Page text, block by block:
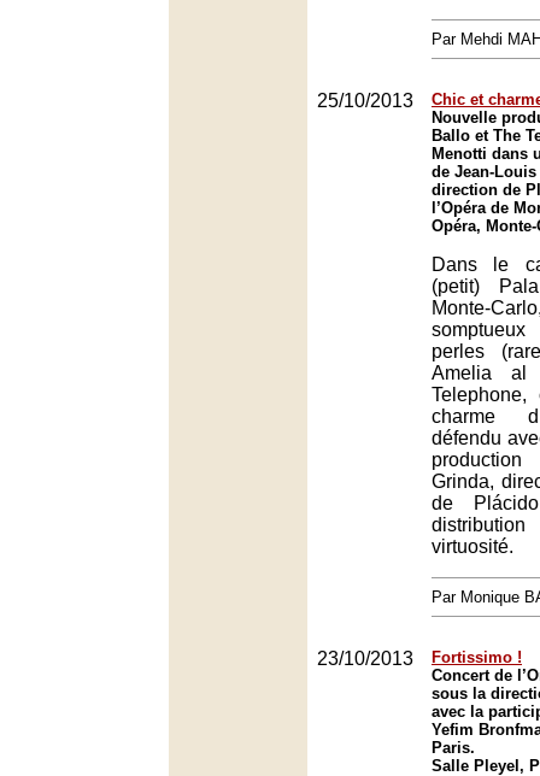
Par Mehdi
25/10/2013
Chic et
Nouvelle
Ballo et The
Menotti dans
de Jean-
direction de
l’Opéra de
Opéra,
Dans le
(petit)
Monte-
perles
Amelia
charme
défendu
Grinda,
de
virtuosité.
Par Monique
23/10/2013
Fortissimo !
Concert de
sous la
avec la
Yefim
Paris.
Salle Pleyel,